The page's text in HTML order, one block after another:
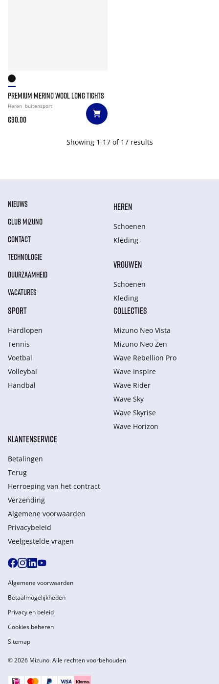
PREMIUM MERINO WOOL LONG TIGHTS
Heren buitensport
€90.00
Showing 1-17 of 17 results
NIEUWS
CLUB MIZUNO
CONTACT
TECHNOLOGIE
DUURZAAMHEID
VACATURES
HEREN
Schoenen
Kleding
VROUWEN
Schoenen
Kleding
SPORT
Hardlopen
Tennis
Voetbal
Volleybal
Handbal
COLLECTIES
Mizuno Neo Vista
Mizuno Neo Zen
Wave Rebellion Pro
Wave Inspire
Wave Rider
Wave Sky
Wave Skyrise
Wave Horizon
KLANTENSERVICE
Betalingen
Terug
Herroeping van het contract
Verzending
Algemene voorwaarden
Privacybeleid
Veelgestelde vragen
© 2026 Mizuno. Alle rechten voorbehouden
Algemene voorwaarden
Betaalmogelijkheden
Privacy en beleid
Cookies beheren
Sitemap